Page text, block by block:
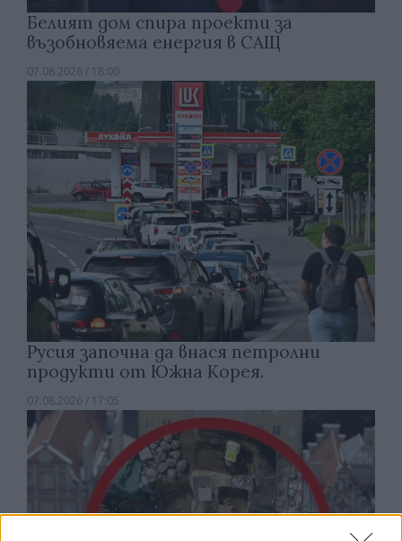
Белият дом спира проекти за
възобновяема енергия в САЩ
07.08.2026 / 18:00
Русия започна да внася петролни
продукти от Южна Корея.
07.08.2026 / 17:05